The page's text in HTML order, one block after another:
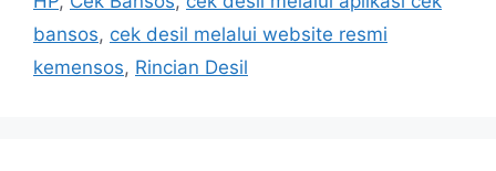
bansos, cek desil melalui website resmi
kemensos, Rincian Desil